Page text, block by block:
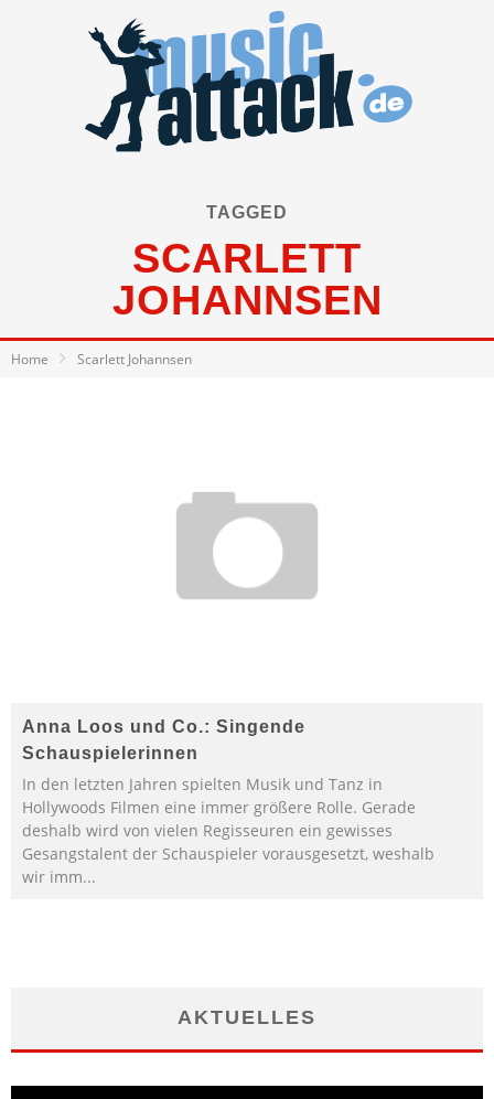
TAGGED
SCARLETT
JOHANNSEN
Home Scarlett Johannsen
Anna Loos und Co.: Singende
Schauspielerinnen
In den letzten Jahren spielten Musik und Tanz in
Hollywoods Filmen eine immer größere Rolle. Gerade
deshalb wird von vielen Regisseuren ein gewisses
Gesangstalent der Schauspieler vorausgesetzt, weshalb
wir imm...
AKTUELLES